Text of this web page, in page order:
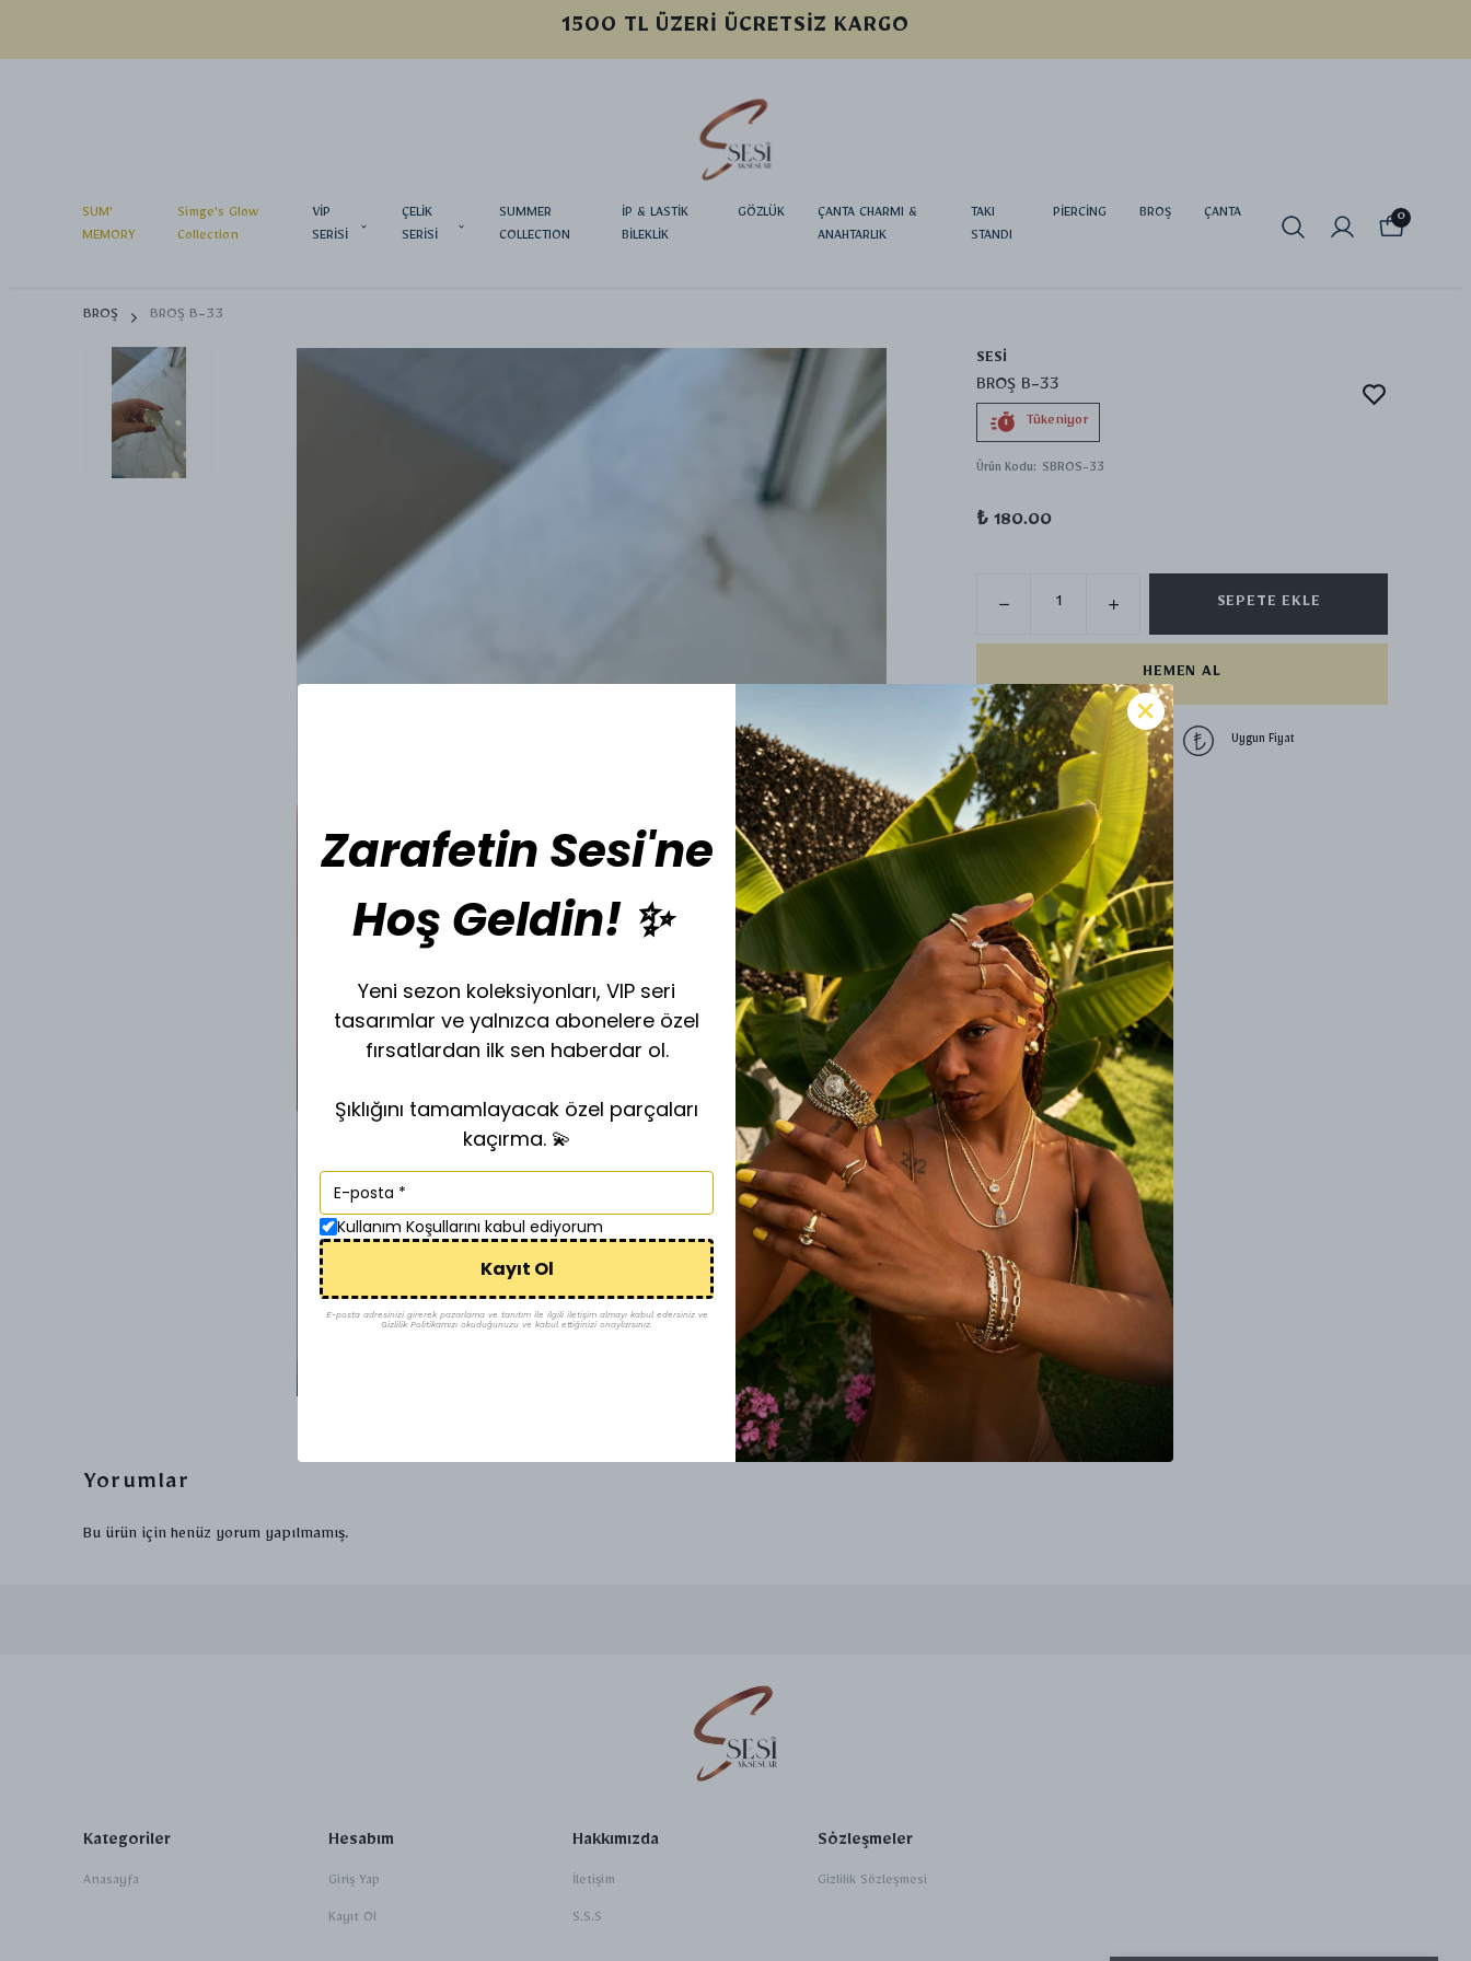
YENI SEZON ÜRÜNLER
SUM'
MEMORY
Simge's Glow
Collection
VİP
SERİSİ
ÇELİK
SERİSİ
SUMMER
COLLECTION
İP & LASTİK
BİLEKLİK
GÖZLÜK
ÇANTA CHARMI &
ANAHTARLIK
TAKI
STANDI
PİERCİNG BROŞ ÇANTA 0
BROŞ BROŞ B-33
SESİ
BROŞ B-33
Tükeniyor
Ürün Kodu: SBROS-33
₺ 180.00
SEPETE EKLE
HEMEN AL
1500 TL üzeri
ücretsiz kargo
Uygun Fiyat
Yorumlar
Bu ürün için henüz yorum yapılmamış.
Kategoriler
Anasayfa
Hesabım
Giriş Yap
Kayıt Ol
Hakkımızda
İletişim
S.S.S
Sözleşmeler
Gizlilik Sözleşmesi
Zarafetin Sesi'ne
Hoş Geldin! ✨
Yeni sezon koleksiyonları, VIP seri
tasarımlar ve yalnızca abonelere özel
fırsatlardan ilk sen haberdar ol.
Şıklığını tamamlayacak özel parçaları
kaçırma. 💫
Kullanım Koşullarını kabul ediyorum
Kayıt Ol
E-posta adresinizi girerek pazarlama ve tanıtım ile ilgili iletişim almayı kabul edersiniz ve
Gizlilik Politikamızı okuduğunuzu ve kabul ettiğinizi onaylarsınız.